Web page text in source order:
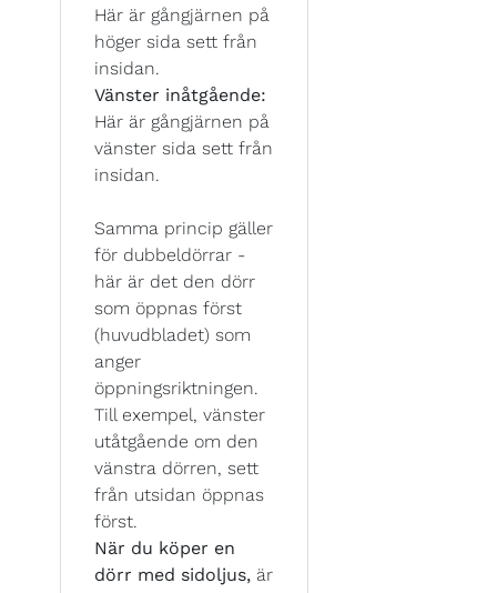
Här är gångjärnen på
höger sida sett från
insidan.
Vänster inåtgående:
Här är gångjärnen på
vänster sida sett från
insidan.
Samma princip gäller
för dubbeldörrar -
här är det den dörr
som öppnas först
(huvudbladet) som
anger
öppningsriktningen.
Till exempel, vänster
utåtgående om den
vänstra dörren, sett
från utsidan öppnas
först.
När du köper en
dörr med sidoljus, är